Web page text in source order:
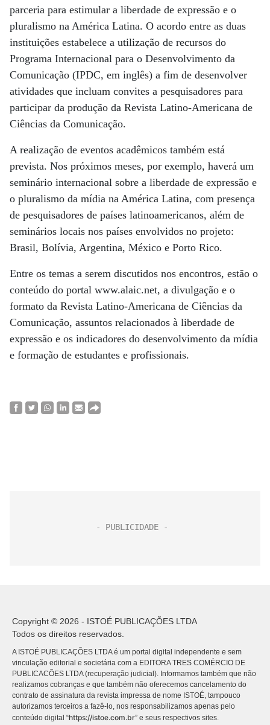
parceria para estimular a liberdade de expressão e o
pluralismo na América Latina. O acordo entre as duas
instituições estabelece a utilização de recursos do
Programa Internacional para o Desenvolvimento da
Comunicação (IPDC, em inglês) a fim de desenvolver
atividades que incluam convites a pesquisadores para
participar da produção da Revista Latino-Americana de
Ciências da Comunicação.
A realização de eventos acadêmicos também está
prevista. Nos próximos meses, por exemplo, haverá um
seminário internacional sobre a liberdade de expressão e
o pluralismo da mídia na América Latina, com presença
de pesquisadores de países latinoamericanos, além de
seminários locais nos países envolvidos no projeto:
Brasil, Bolívia, Argentina, México e Porto Rico.
Entre os temas a serem discutidos nos encontros, estão o
conteúdo do portal www.alaic.net, a divulgação e o
formato da Revista Latino-Americana de Ciências da
Comunicação, assuntos relacionados à liberdade de
expressão e os indicadores do desenvolvimento da mídia
e formação de estudantes e profissionais.
Copyright © 2026 - ISTOÉ PUBLICAÇÕES LTDA
Todos os direitos reservados.
A ISTOÉ PUBLICAÇÕES LTDA é um portal digital independente e sem
vinculação editorial e societária com a EDITORA TRES COMÉRCIO DE
PUBLICACÕES LTDA (recuperação judicial). Informamos também que não
realizamos cobranças e que também não oferecemos cancelamento do
contrato de assinatura da revista impressa de nome ISTOÉ, tampouco
autorizamos terceiros a fazê-lo, nos responsabilizamos apenas pelo
conteúdo digital “https://istoe.com.br” e seus respectivos sites.